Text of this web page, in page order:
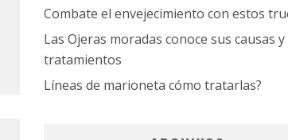
Combate el envejecimiento con estos
Las Ojeras moradas conoce sus causas y
tratamientos
Líneas de marioneta cómo tratarlas?